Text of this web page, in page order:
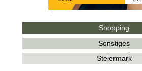
Shopping
Sonstiges
Steiermark